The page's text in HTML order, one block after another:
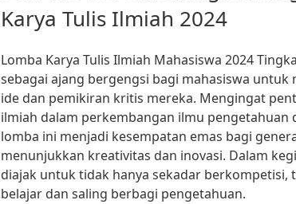
Karya Tulis Ilmiah 2024
Lomba Karya Tulis Ilmiah Mahasiswa 2024
sebagai ajang bergengsi bagi mahasiswa untuk
ide dan pemikiran kritis mereka. Mengingat
ilmiah dalam perkembangan ilmu pengetahuan
lomba ini menjadi kesempatan emas bagi
menunjukkan kreativitas dan inovasi. Dalam
diajak untuk tidak hanya sekadar berkompetisi,
belajar dan saling berbagi pengetahuan.